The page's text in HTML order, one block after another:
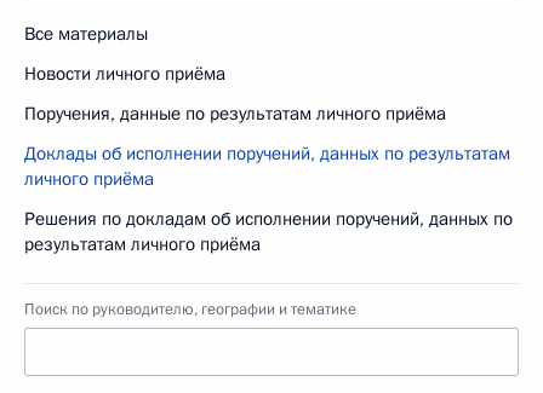
Все материалы
Новости личного приёма
Поручения, данные по результатам личного приёма
Доклады об исполнении поручений, данных по результатам
личного приёма
Решения по докладам об исполнении поручений, данных по
результатам личного приёма
Поиск по руководителю, географии и тематике